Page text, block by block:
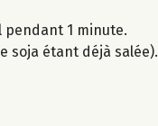
pendant 1 minute.
soja étant déjà salée).